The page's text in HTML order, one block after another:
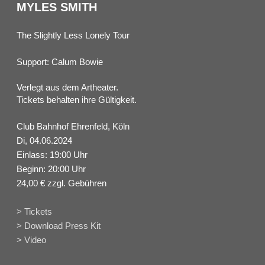
MYLES SMITH
The Slightly Less Lonely Tour
Support: Calum Bowie
Verlegt aus dem Artheater.
Tickets behalten ihre Gültigkeit.
Club Bahnhof Ehrenfeld, Köln
Di, 04.06.2024
Einlass: 19:00 Uhr
Beginn: 20:00 Uhr
24,00 € zzgl. Gebühren
> Tickets
> Download Press Kit
> Video